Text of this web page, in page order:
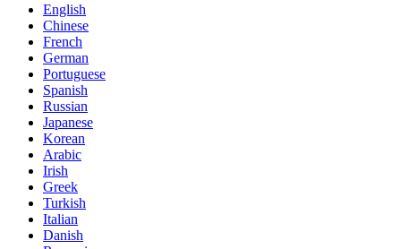
English
Chinese
French
German
Portuguese
Spanish
Russian
Japanese
Korean
Arabic
Irish
Greek
Turkish
Italian
Danish